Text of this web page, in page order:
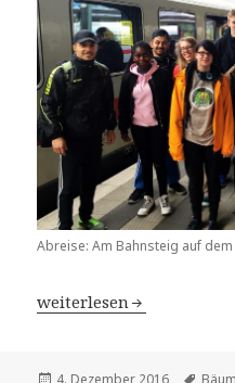
Abreise: Am Bahnsteig auf
Wir sind dann mal
weiterlesen
Veröffentlicht